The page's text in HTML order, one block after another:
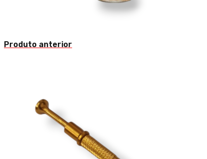
Produto anterior